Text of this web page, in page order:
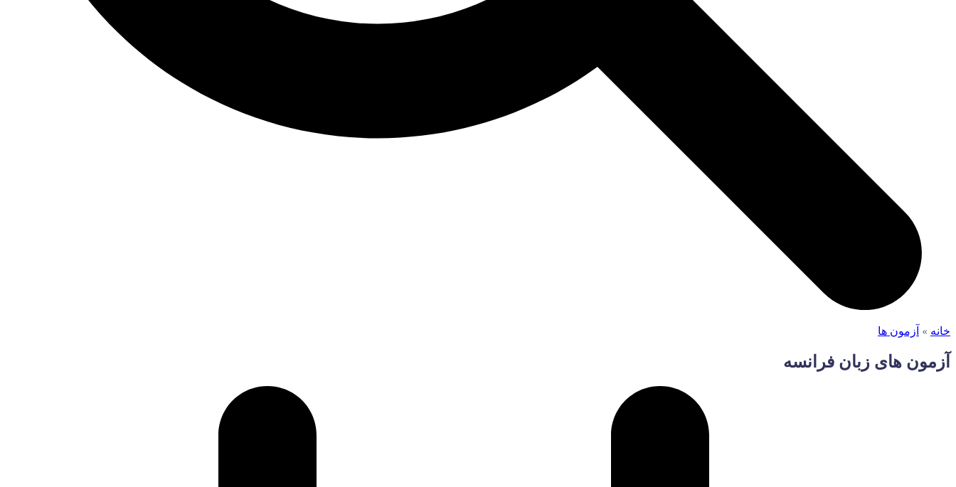
خانه » آزمون ها
آزمون های زبان فرانسه